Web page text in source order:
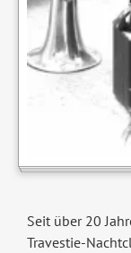
Seit über 20
Travestie-